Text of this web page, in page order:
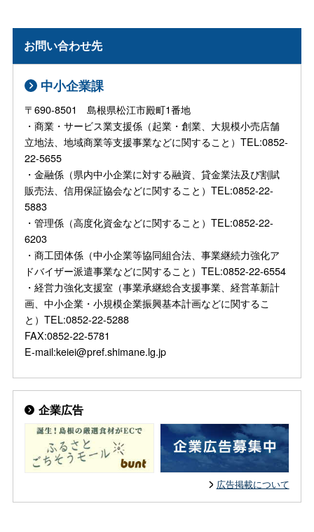
お問い合わせ先
中小企業課
〒690-8501 島根県松江市殿町1番地
・商業・サービス業支援係（起業・創業、大規模小売店舗
立地法、地域商業等支援事業などに関すること）TEL:0852-
22-5655
・金融係（県内中小企業に対する融資、貸金業法及び割賦
販売法、信用保証協会などに関すること）TEL:0852-22-
5883
・管理係（高度化資金などに関すること）TEL:0852-22-
6203
・商工団体係（中小企業等協同組合法、事業継続力強化ア
ドバイザー派遣事業などに関すること）TEL:0852-22-6554
・経営力強化支援室（事業承継総合支援事業、経営革新計
画、中小企業・小規模企業振興基本計画などに関するこ
と）TEL:0852-22-5288
FAX:0852-22-5781
E-mail:keiei@pref.shimane.lg.jp
企業広告
広告掲載について